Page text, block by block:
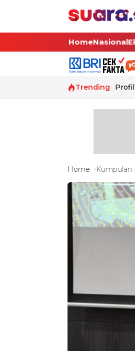
HomeNasional
Trending Profil
Home Kumpulan